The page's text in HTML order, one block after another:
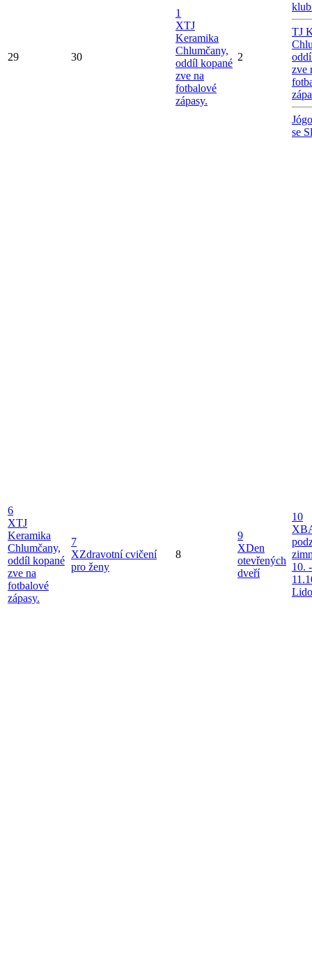
29 30
1
XTJ
Keramika
Chlumčany,
oddíl kopané
zve na
fotbalové
zápasy.
2
TJ
zve
se
6
XTJ
Keramika
Chlumčany,
oddíl kopané
zve na
fotbalové
zápasy.
7
XZdravotní cvičení
pro ženy
8
9
XDen
otevřených
dveří
10
X
10. -